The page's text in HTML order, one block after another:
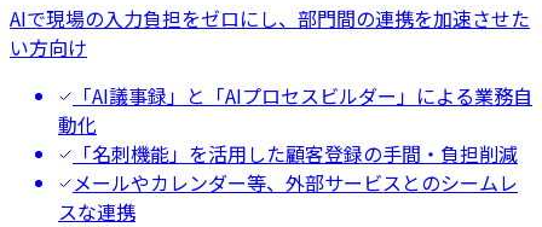
AIで現場の入力負担をゼロにし、部門間の連携を加速させた
い方向け
「AI議事録」と「AIプロセスビルダー」による業務自
動化
「名刺機能」を活用した顧客登録の手間・負担削減
メールやカレンダー等、外部サービスとのシームレ
スな連携